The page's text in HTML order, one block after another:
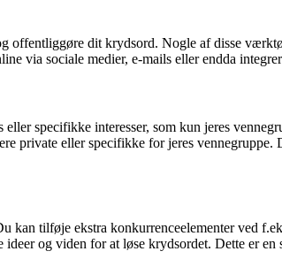
dit krydsord. Nogle af disse
via sociale medier, e-mails eller endda
specifikke interesser, som kun jeres
private eller specifikke for jeres vennegruppe.
kan tilføje ekstra konkurrenceelementer ved
og viden for at løse krydsordet. Dette er en